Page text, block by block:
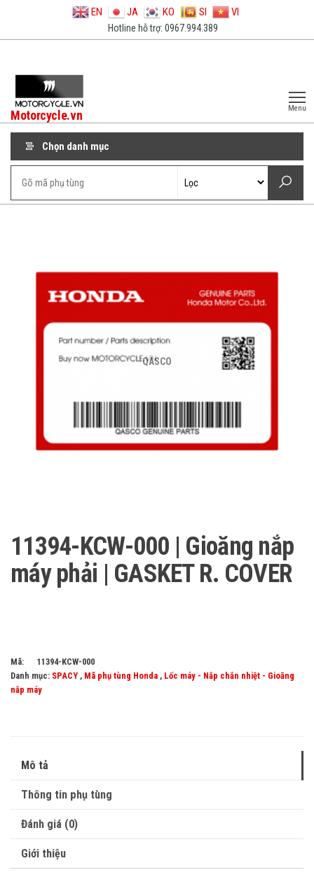
EN JA KO SI VI
Hotline hỗ trợ: 0967.994.389
Motorcycle.vn Menu
Chọn danh mục
QASCO
11394-KCW-000 | Gioăng nắp
máy phải | GASKET R. COVER
Mã:
11394-KCW-000
Danh mục: SPACY , Mã phụ tùng Honda , Lốc máy - Nắp chắn nhiệt - Gioăng
nắp máy
Mô tả
Thông tin phụ tùng
Đánh giá (0)
Giới thiệu